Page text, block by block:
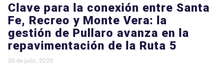
Clave para la conexión entre Santa
Fe, Recreo y Monte Vera: la
gestión de Pullaro avanza en la
repavimentación de la Ruta 5
26 de julio, 2026